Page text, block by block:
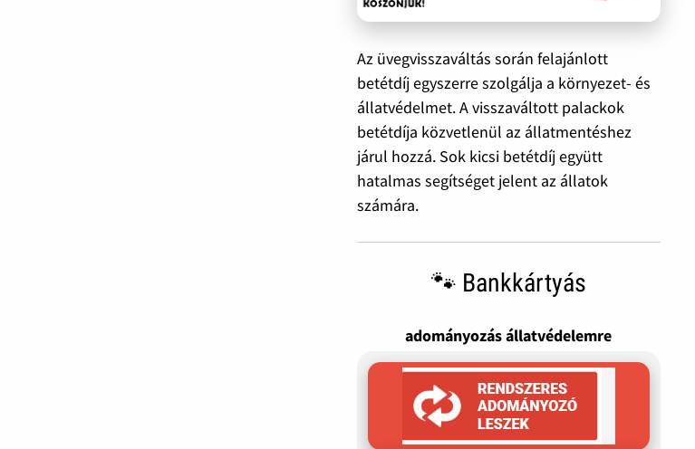
Az üvegvisszaváltás során felajánlott
betétdíj egyszerre szolgálja a környezet- és
állatvédelmet. A visszaváltott palackok
betétdíja közvetlenül az állatmentéshez
járul hozzá. Sok kicsi betétdíj együtt
hatalmas segítséget jelent az állatok
számára.
🐾 Bankkártyás
adományozás állatvédelemre